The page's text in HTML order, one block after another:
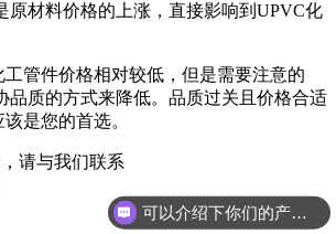
原材料价格的上涨，直接影响到UPVC化
管件价格相对较低，但是需要注意的
品质的方式来降低。品质过关且价格合适
是您的首选。
请与我们联系
可以介绍下你们的产品么